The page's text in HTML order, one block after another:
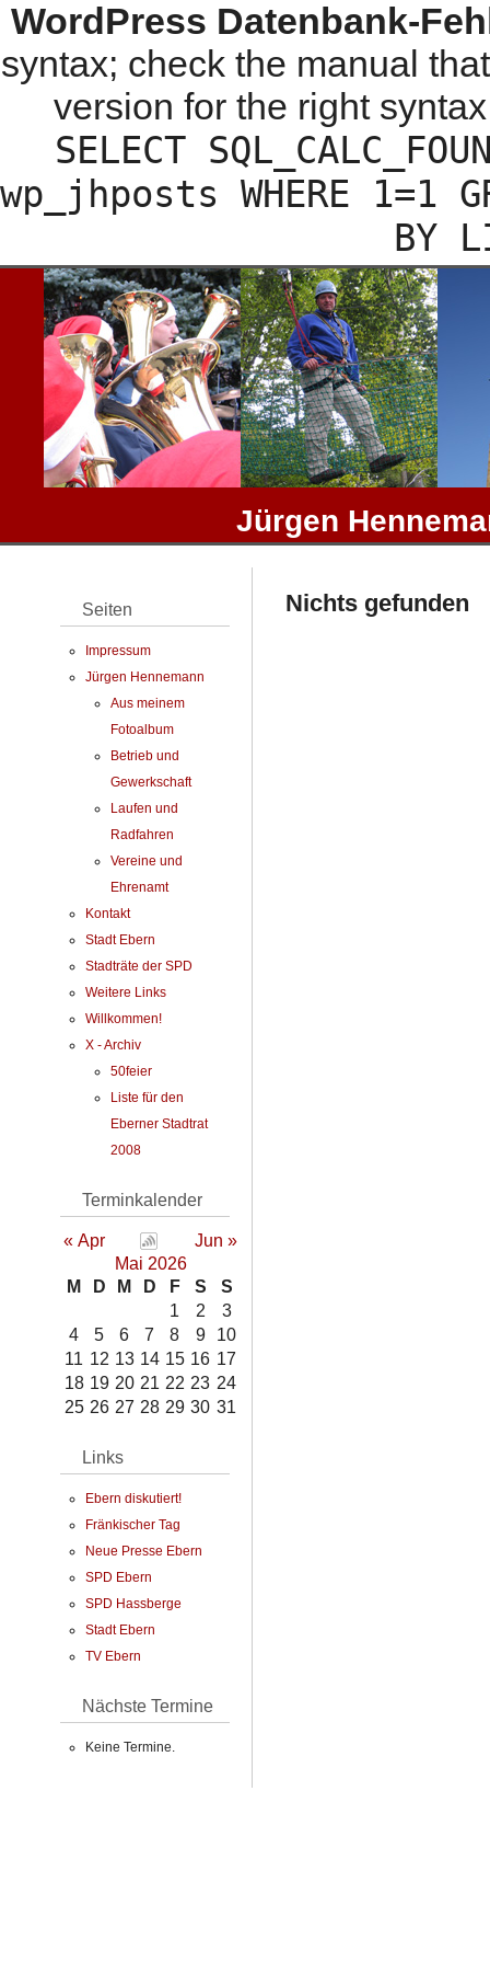
WordPress Datenbank-
syntax; check the manual
version for the right
SELECT
wp_jhposts WHERE 1=1
BY
Jürgen
Seiten
Impressum
Jürgen Hennemann
Aus meinem
Fotoalbum
Betrieb und
Gewerkschaft
Laufen und
Radfahren
Vereine und
Ehrenamt
Kontakt
Stadt Ebern
Stadträte der SPD
Weitere Links
Willkommen!
X - Archiv
50feier
Liste für den
Eberner Stadtrat
2008
Terminkalender
« Apr
Jun »
Mai 2026
M
D M D F S
S
1
2
3
4
5 6 7 8 9
10
11 12 13 14 15 16 17
18 19 20 21 22 23 24
25 26 27 28 29 30 31
Links
Ebern diskutiert!
Fränkischer Tag
Neue Presse Ebern
SPD Ebern
SPD Hassberge
Stadt Ebern
TV Ebern
Nächste Termine
Keine Termine.
Nichts gefunden